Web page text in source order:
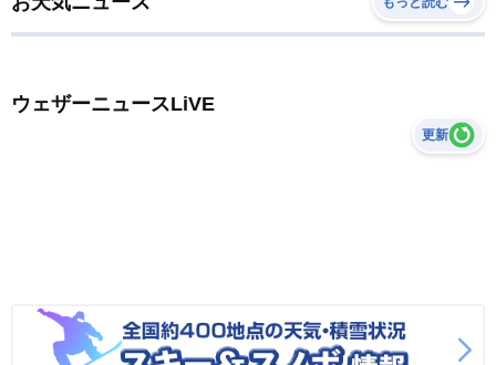
ウェザーニュースLiVE
更新